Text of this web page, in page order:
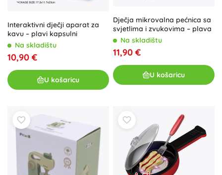
Interaktivni dječji aparat za
kavu – plavi kapsulni
Na skladištu
10,90 €
U košaricu
Dječja mikrovalna pećnica sa
svjetlima i zvukovima – plava
Na skladištu
11,90 €
U košaricu